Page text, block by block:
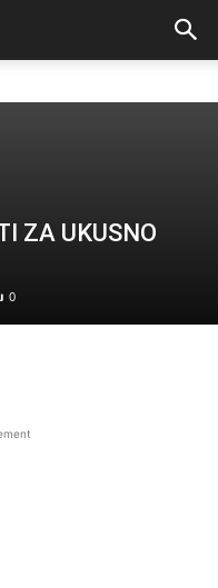
ZA UKUSNO
0